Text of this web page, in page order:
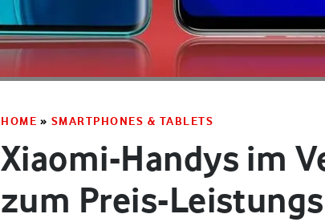
HOME » SMARTPHONES & TABLETS
Xiaomi-Handys im
zum Preis-